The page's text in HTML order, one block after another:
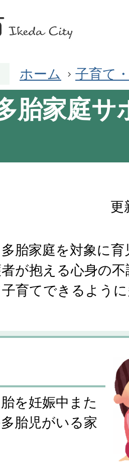
ホーム 子育て
胎家庭サ
更
胎家庭を対象に
が抱える心身の
育てできるよう
を妊娠中また
胎児がいる家